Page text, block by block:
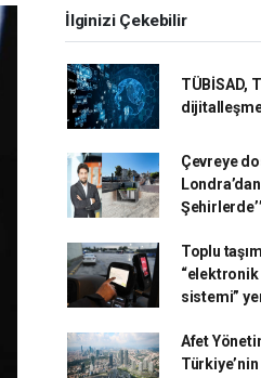
İlginizi Çekebilir
TÜBİSAD,
Çevreye
Londra’dan
Toplu
sistemi”
Afet